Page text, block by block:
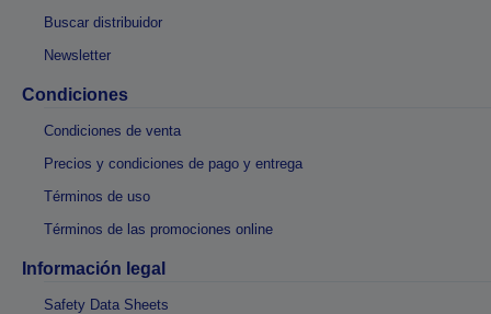
Buscar distribuidor
Newsletter
Condiciones
Condiciones de venta
Precios y condiciones de pago y entrega
Términos de uso
Términos de las promociones online
Información legal
Safety Data Sheets